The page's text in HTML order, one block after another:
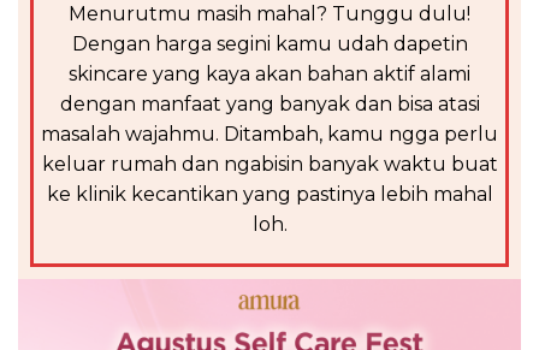
Menurutmu masih mahal? Tunggu dulu!
Dengan harga segini kamu udah dapetin
skincare yang kaya akan bahan aktif alami
dengan manfaat yang banyak dan bisa atasi
masalah wajahmu. Ditambah, kamu ngga perlu
keluar rumah dan ngabisin banyak waktu buat
ke klinik kecantikan yang pastinya lebih mahal
loh.